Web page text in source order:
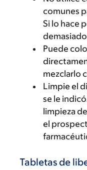
comunes
Si lo hace
Puede
mezclarlo
Limpie el
se le
limpieza
el
Tabletas de